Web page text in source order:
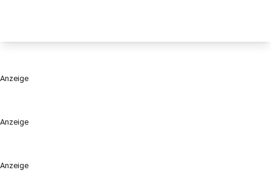
Anzeige
Anzeige
Anzeige